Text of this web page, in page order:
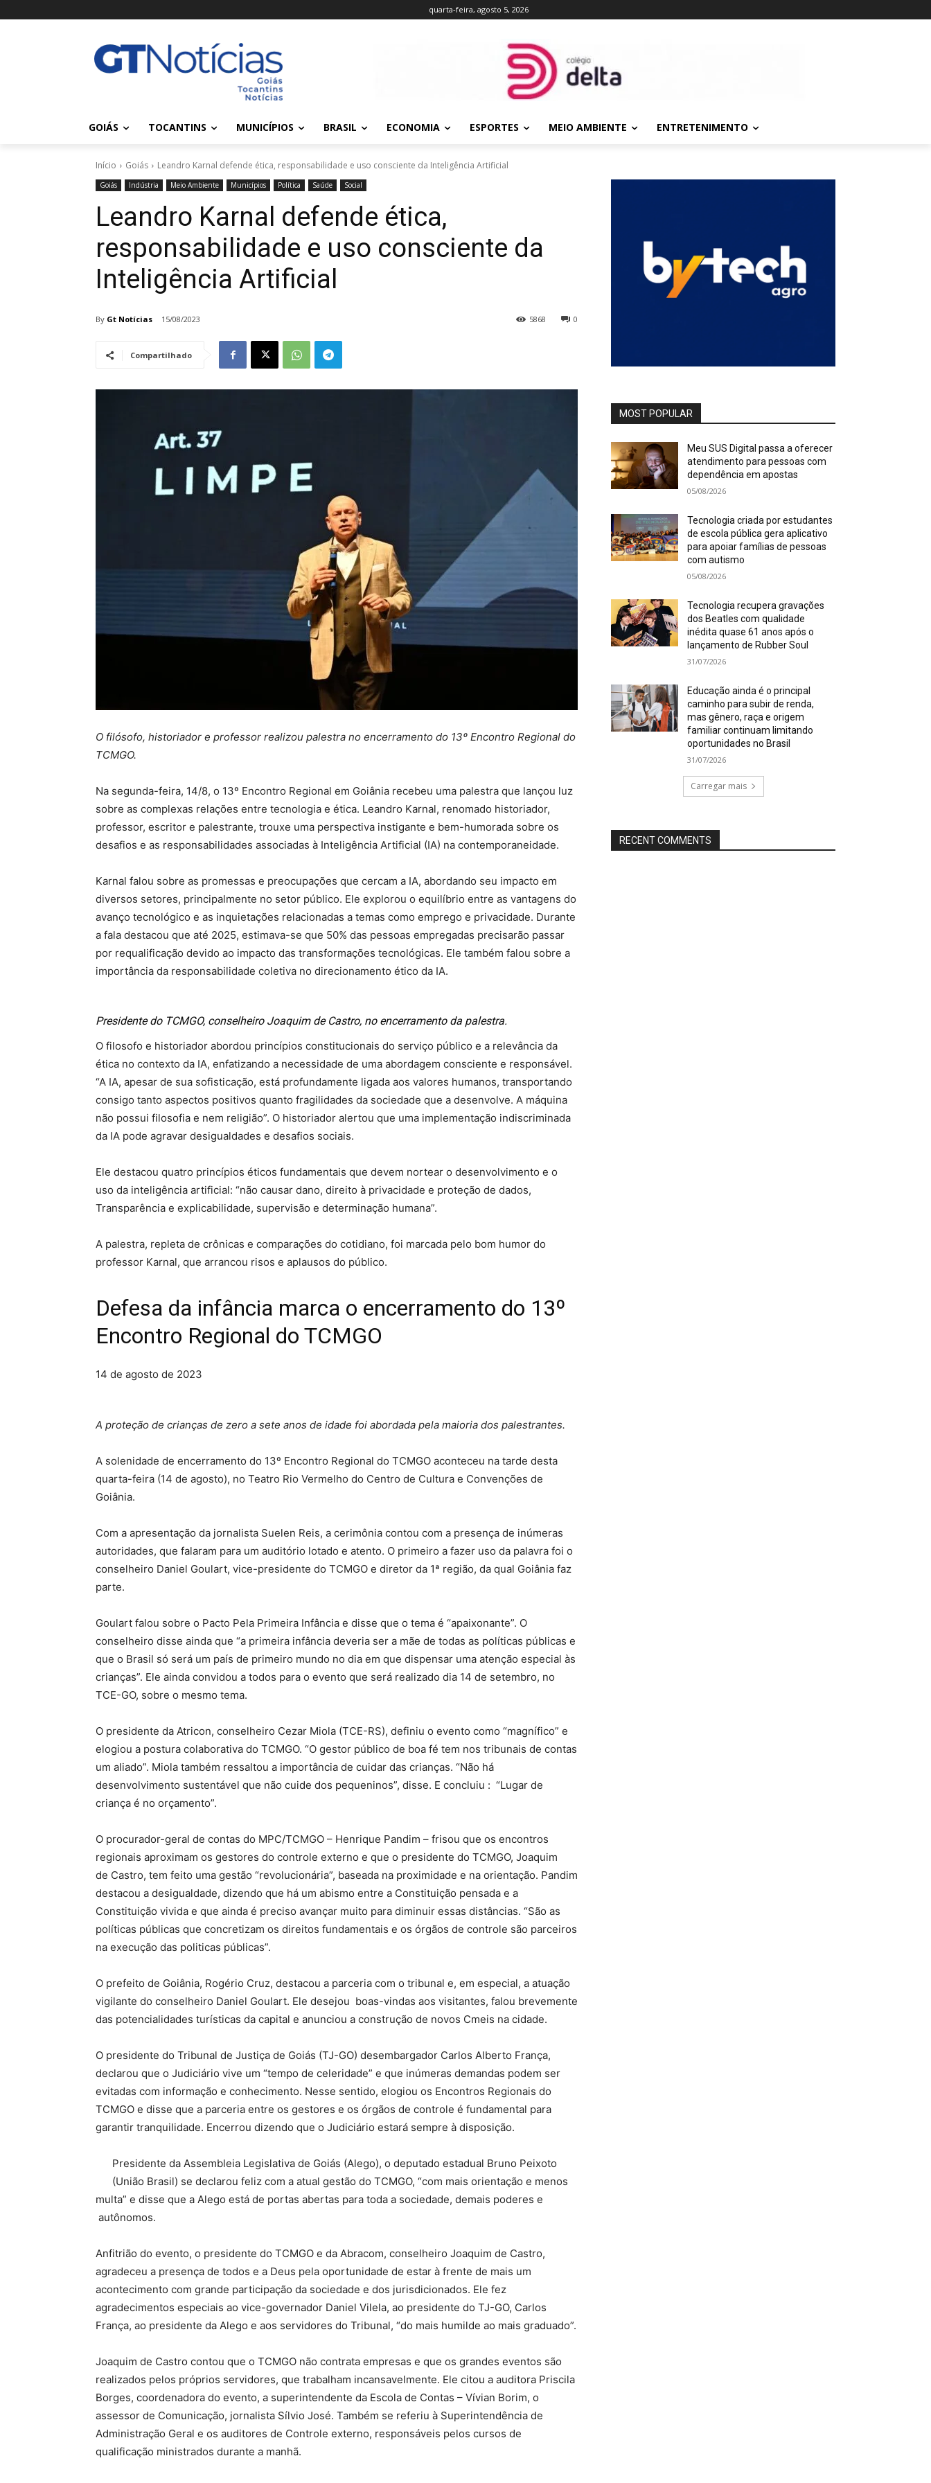
quarta-feira, agosto 5, 2026
GOIÁS TOCANTINS MUNICÍPIOS BRASIL ECONOMIA ESPORTES MEIO AMBIENTE ENTRETENIMENTO
Início Goiás Leandro Karnal defende ética, responsabilidade e uso consciente da Inteligência Artificial
Goiás Indústria Meio Ambiente Municípios Política Saúde Social
Leandro Karnal defende ética,
responsabilidade e uso consciente da
Inteligência Artificial
By Gt Notícias 15/08/2023 0
5868
Compartilhado
O filósofo, historiador e professor realizou palestra no encerramento do 13º Encontro Regional do
TCMGO.
Na segunda-feira, 14/8, o 13º Encontro Regional em Goiânia recebeu uma palestra que lançou luz
sobre as complexas relações entre tecnologia e ética. Leandro Karnal, renomado historiador,
professor, escritor e palestrante, trouxe uma perspectiva instigante e bem-humorada sobre os
desafios e as responsabilidades associadas à Inteligência Artificial (IA) na contemporaneidade.
Karnal falou sobre as promessas e preocupações que cercam a IA, abordando seu impacto em
diversos setores, principalmente no setor público. Ele explorou o equilíbrio entre as vantagens do
avanço tecnológico e as inquietações relacionadas a temas como emprego e privacidade. Durante
a fala destacou que até 2025, estimava-se que 50% das pessoas empregadas precisarão passar
por requalificação devido ao impacto das transformações tecnológicas. Ele também falou sobre a
importância da responsabilidade coletiva no direcionamento ético da IA.
Presidente do TCMGO, conselheiro Joaquim de Castro, no encerramento da palestra.
O filosofo e historiador abordou princípios constitucionais do serviço público e a relevância da
ética no contexto da IA, enfatizando a necessidade de uma abordagem consciente e responsável.
“A IA, apesar de sua sofisticação, está profundamente ligada aos valores humanos, transportando
consigo tanto aspectos positivos quanto fragilidades da sociedade que a desenvolve. A máquina
não possui filosofia e nem religião”. O historiador alertou que uma implementação indiscriminada
da IA pode agravar desigualdades e desafios sociais.
Ele destacou quatro princípios éticos fundamentais que devem nortear o desenvolvimento e o
uso da inteligência artificial: “não causar dano, direito à privacidade e proteção de dados,
Transparência e explicabilidade, supervisão e determinação humana”.
A palestra, repleta de crônicas e comparações do cotidiano, foi marcada pelo bom humor do
professor Karnal, que arrancou risos e aplausos do público.
Defesa da infância marca o encerramento do 13º
Encontro Regional do TCMGO
14 de agosto de 2023
A proteção de crianças de zero a sete anos de idade foi abordada pela maioria dos palestrantes.
A solenidade de encerramento do 13º Encontro Regional do TCMGO aconteceu na tarde desta
quarta-feira (14 de agosto), no Teatro Rio Vermelho do Centro de Cultura e Convenções de
Goiânia.
Com a apresentação da jornalista Suelen Reis, a cerimônia contou com a presença de inúmeras
autoridades, que falaram para um auditório lotado e atento. O primeiro a fazer uso da palavra foi o
conselheiro Daniel Goulart, vice-presidente do TCMGO e diretor da 1ª região, da qual Goiânia faz
parte.
Goulart falou sobre o Pacto Pela Primeira Infância e disse que o tema é “apaixonante”. O
conselheiro disse ainda que “a primeira infância deveria ser a mãe de todas as políticas públicas e
que o Brasil só será um país de primeiro mundo no dia em que dispensar uma atenção especial às
crianças”. Ele ainda convidou a todos para o evento que será realizado dia 14 de setembro, no
TCE-GO, sobre o mesmo tema.
O presidente da Atricon, conselheiro Cezar Miola (TCE-RS), definiu o evento como “magnífico” e
elogiou a postura colaborativa do TCMGO. “O gestor público de boa fé tem nos tribunais de contas
um aliado”. Miola também ressaltou a importância de cuidar das crianças. “Não há
desenvolvimento sustentável que não cuide dos pequeninos”, disse. E concluiu : “Lugar de
criança é no orçamento”.
O procurador-geral de contas do MPC/TCMGO – Henrique Pandim – frisou que os encontros
regionais aproximam os gestores do controle externo e que o presidente do TCMGO, Joaquim
de Castro, tem feito uma gestão “revolucionária”, baseada na proximidade e na orientação. Pandim
destacou a desigualdade, dizendo que há um abismo entre a Constituição pensada e a
Constituição vivida e que ainda é preciso avançar muito para diminuir essas distâncias. “São as
políticas públicas que concretizam os direitos fundamentais e os órgãos de controle são parceiros
na execução das politicas públicas”.
O prefeito de Goiânia, Rogério Cruz, destacou a parceria com o tribunal e, em especial, a atuação
vigilante do conselheiro Daniel Goulart. Ele desejou boas-vindas aos visitantes, falou brevemente
das potencialidades turísticas da capital e anunciou a construção de novos Cmeis na cidade.
O presidente do Tribunal de Justiça de Goiás (TJ-GO) desembargador Carlos Alberto França,
declarou que o Judiciário vive um “tempo de celeridade” e que inúmeras demandas podem ser
evitadas com informação e conhecimento. Nesse sentido, elogiou os Encontros Regionais do
TCMGO e disse que a parceria entre os gestores e os órgãos de controle é fundamental para
garantir tranquilidade. Encerrou dizendo que o Judiciário estará sempre à disposição.
Presidente da Assembleia Legislativa de Goiás (Alego), o deputado estadual Bruno Peixoto
(União Brasil) se declarou feliz com a atual gestão do TCMGO, “com mais orientação e menos
multa” e disse que a Alego está de portas abertas para toda a sociedade, demais poderes e
autônomos.
Anfitrião do evento, o presidente do TCMGO e da Abracom, conselheiro Joaquim de Castro,
agradeceu a presença de todos e a Deus pela oportunidade de estar à frente de mais um
acontecimento com grande participação da sociedade e dos jurisdicionados. Ele fez
agradecimentos especiais ao vice-governador Daniel Vilela, ao presidente do TJ-GO, Carlos
França, ao presidente da Alego e aos servidores do Tribunal, “do mais humilde ao mais graduado”.
Joaquim de Castro contou que o TCMGO não contrata empresas e que os grandes eventos são
realizados pelos próprios servidores, que trabalham incansavelmente. Ele citou a auditora Priscila
Borges, coordenadora do evento, a superintendente da Escola de Contas – Vívian Borim, o
assessor de Comunicação, jornalista Sílvio José. Também se referiu à Superintendência de
Administração Geral e os auditores de Controle externo, responsáveis pelos cursos de
qualificação ministrados durante a manhã.
MOST POPULAR
Meu SUS Digital passa a oferecer
atendimento para pessoas com
dependência em apostas
05/08/2026
Tecnologia criada por estudantes
de escola pública gera aplicativo
para apoiar famílias de pessoas
com autismo
05/08/2026
Tecnologia recupera gravações
dos Beatles com qualidade
inédita quase 61 anos após o
lançamento de Rubber Soul
31/07/2026
Educação ainda é o principal
caminho para subir de renda,
mas gênero, raça e origem
familiar continuam limitando
oportunidades no Brasil
31/07/2026
Carregar mais
RECENT COMMENTS